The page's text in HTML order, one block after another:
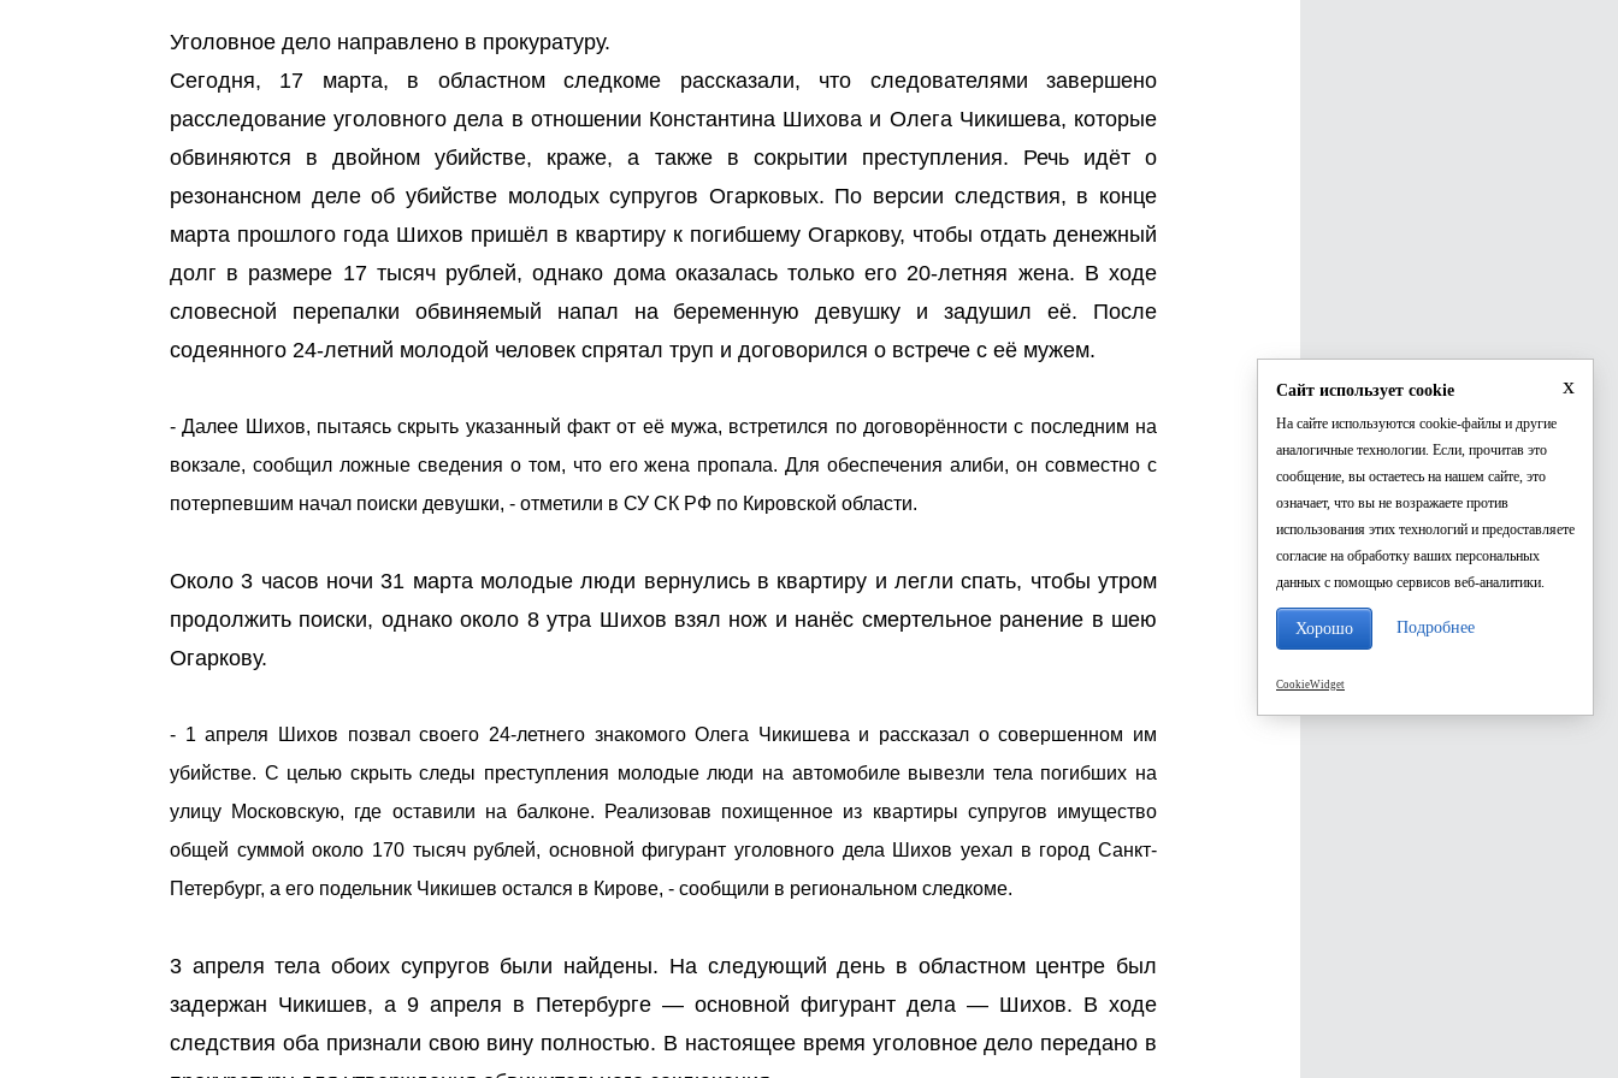
Уголовное дело направлено в прокуратуру.
Сегодня, 17 марта, в областном следкоме рассказали, что следователями завершено
расследование уголовного дела в отношении Константина Шихова и Олега Чикишева, которые
обвиняются в двойном убийстве, краже, а также в сокрытии преступления. Речь идёт о
резонансном деле об убийстве молодых супругов Огарковых. По версии следствия, в конце
марта прошлого года Шихов пришёл в квартиру к погибшему Огаркову, чтобы отдать денежный
долг в размере 17 тысяч рублей, однако дома оказалась только его 20-летняя жена. В ходе
словесной перепалки обвиняемый напал на беременную девушку и задушил её. После
содеянного 24-летний молодой человек спрятал труп и договорился о встрече с её мужем.
- Далее Шихов, пытаясь скрыть указанный факт от её мужа, встретился по договорённости с последним на
вокзале, сообщил ложные сведения о том, что его жена пропала. Для обеспечения алиби, он совместно с
потерпевшим начал поиски девушки, - отметили в СУ СК РФ по Кировской области.
Около 3 часов ночи 31 марта молодые люди вернулись в квартиру и легли спать, чтобы утром
продолжить поиски, однако около 8 утра Шихов взял нож и нанёс смертельное ранение в шею
Огаркову.
- 1 апреля Шихов позвал своего 24-летнего знакомого Олега Чикишева и рассказал о совершенном им
убийстве. С целью скрыть следы преступления молодые люди на автомобиле вывезли тела погибших на
улицу Московскую, где оставили на балконе. Реализовав похищенное из квартиры супругов имущество
общей суммой около 170 тысяч рублей, основной фигурант уголовного дела Шихов уехал в город Санкт-
Петербург, а его подельник Чикишев остался в Кирове, - сообщили в региональном следкоме.
3 апреля тела обоих супругов были найдены. На следующий день в областном центре был
задержан Чикишев, а 9 апреля в Петербурге — основной фигурант дела — Шихов. В ходе
следствия оба признали свою вину полностью. В настоящее время уголовное дело передано в
x
Сайт использует cookie
На сайте используются cookie-файлы и другие
аналогичные технологии. Если, прочитав это
сообщение, вы остаетесь на нашем сайте, это
означает, что вы не возражаете против
использования этих технологий и предоставляете
согласие на обработку ваших персональных
данных с помощью сервисов веб-аналитики.
Хорошо Подробнее
CookieWidget